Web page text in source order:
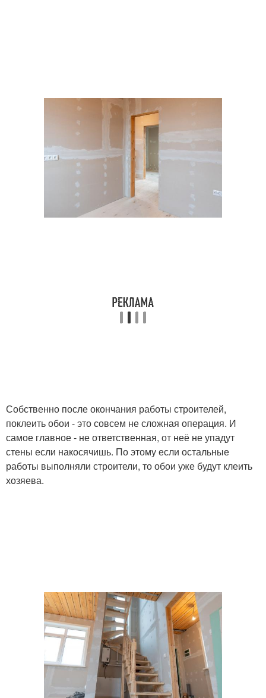
Собственно после окончания работы строителей,
поклеить обои - это совсем не сложная операция. И
самое главное - не ответственная, от неё не упадут
стены если накосячишь. По этому если остальные
работы выполняли строители, то обои уже будут клеить
хозяева.